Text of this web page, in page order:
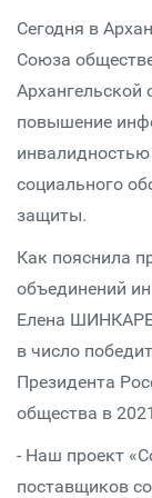
Сегодня в
Союза
Архангельской
повышение
социального
защиты.
Как пояснила
объединений
Елена
в число
Президента
общества в
- Наш проект
поставщиков